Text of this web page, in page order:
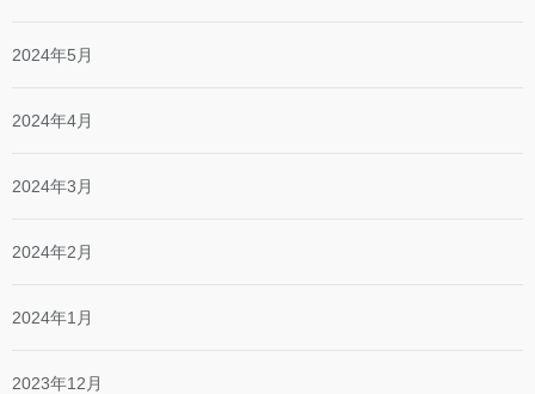
2024年5月
2024年4月
2024年3月
2024年2月
2024年1月
2023年12月